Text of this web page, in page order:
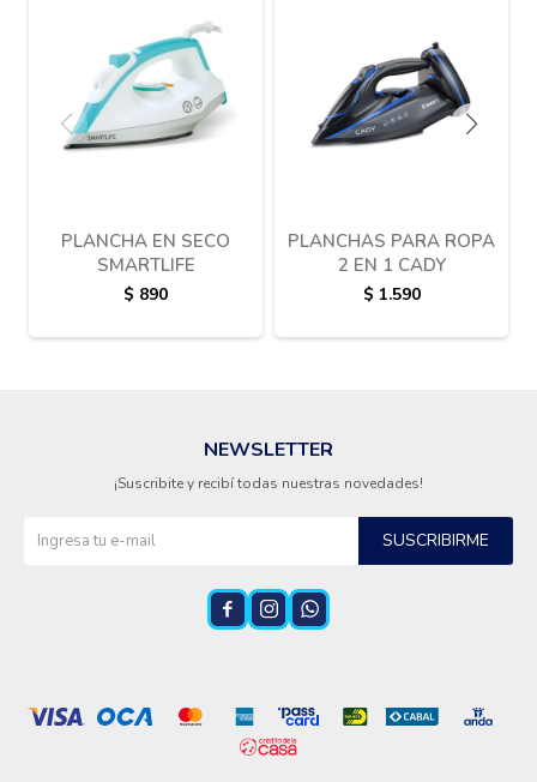
PLANCHA EN SECO
SMARTLIFE
$ 890
PLANCHAS PARA ROPA
2 EN 1 CADY
$ 1.590
NEWSLETTER
¡Suscribite y recibí todas nuestras novedades!
SUSCRIBIRME
  